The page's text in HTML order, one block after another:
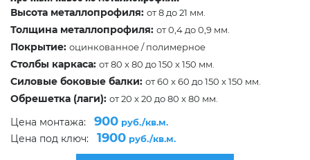
Высота металлопрофиля: от 8 до 21 мм.
Толщина металлопрофиля: от 0,4 до 0,9 мм.
Покрытие: оцинкованное / полимерное
Столбы каркаса: от 80 x 80 до 150 x 150 мм.
Силовые боковые балки: от 60 x 60 до 150 x 150 мм.
Обрешетка (лаги): от 20 x 20 до 80 x 80 мм.
Цена монтажа: 900 руб./кв.м.
Цена под ключ: 1900 руб./кв.м.